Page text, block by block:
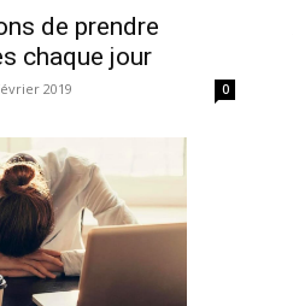
de prendre
chaque jour
2019 0